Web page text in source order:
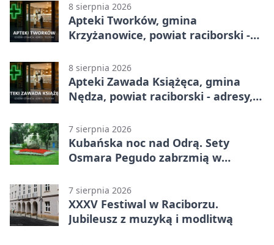
8 sierpnia 2026
Apteki Tworków, gmina
Krzyżanowice, powiat raciborski -
8 sierpnia 2026
Apteki Zawada Książęca, gmina
Nędza, powiat raciborski - adresy,
7 sierpnia 2026
Kubańska noc nad Odrą. Sety
Osmara Pegudo zabrzmią w
7 sierpnia 2026
XXXV Festiwal w Raciborzu.
Jubileusz z muzyką i modlitwą